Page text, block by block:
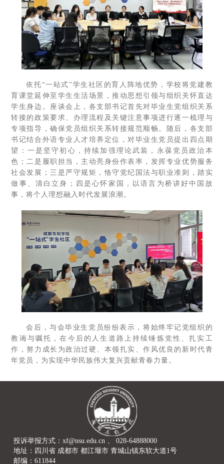
依托“一站式”学生社区的育人阵地优势，学校将党建教
育课堂延伸至学生生活场景，推动思想引领与组织关怀直达
学生身边。座谈会上，各支部书记首先对毕业生党组织关系
转接的政策要求、办理流程及关键注意事项进行逐一梳理与
专项指导，确保党员组织关系转接规范顺畅。随后，各支部
书记结合外语专业人才培养定位，对毕业生党员提出四点期
望：一是坚守初心，持续加强理论武装，永葆党员政治本
色；二是履职担当，主动亮身份作表率，发挥专业优势服务
社会发展；三是严守规矩，恪守党纪国法与职业准则，踏实
做事、清白立身；四是心怀家国，以语言为桥讲好中国故
事，将个人理想融入时代发展浪潮。
会后，与会毕业生党员纷纷表示，将始终牢记党组织的
教诲与嘱托，在今后的人生道路上持续锤炼党性、扎实工
作，努力成长为政治过硬、本领扎实、作风优良的新时代青
年党员，为实现中华民族伟大复兴贡献青春力量。
投诉举报方式：xf@nsu.edu.cn 、 028-64888000
地址：四川省 成都市 都江堰市 青城山镇东软大道1号
邮编：611844